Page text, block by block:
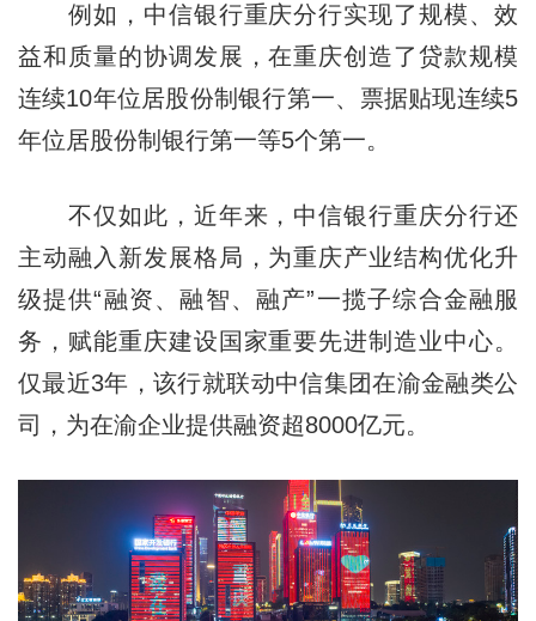
例如，中信银行重庆分行实现了规模、效
益和质量的协调发展，在重庆创造了贷款规模
连续10年位居股份制银行第一、票据贴现连续5
年位居股份制银行第一等5个第一。
不仅如此，近年来，中信银行重庆分行还
主动融入新发展格局，为重庆产业结构优化升
级提供“融资、融智、融产”一揽子综合金融服
务，赋能重庆建设国家重要先进制造业中心。
仅最近3年，该行就联动中信集团在渝金融类公
司，为在渝企业提供融资超8000亿元。